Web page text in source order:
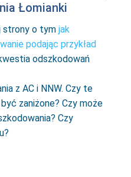
Łomianki
strony o tym jak
podając przykład
odszkodowań
z AC i NNW. Czy te
zaniżone? Czy może
Czy